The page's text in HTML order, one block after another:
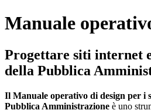
Manuale
Progettare siti internet
della Pubblica
Il Manuale operativo di design per i
Pubblica Amministrazione è uno